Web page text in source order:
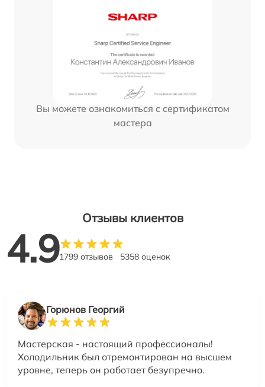
Вы можете ознакомиться с сертификатом
мастера
Отзывы клиентов
4.91799 отзывов 5358 оценок
Горюнов Георгий
Мастерская - настоящий профессионалы!
Холодильник был отремонтирован на высшем
уровне, теперь он работает безупречно.